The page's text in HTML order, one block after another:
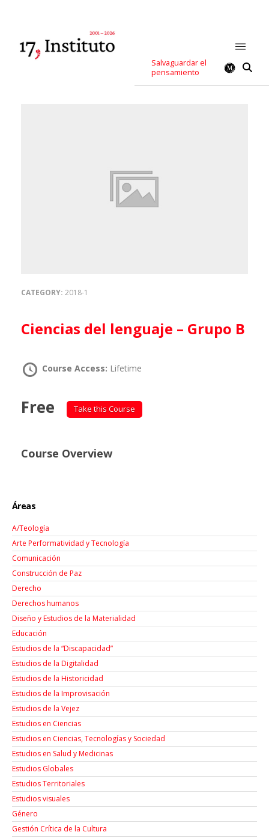
Salvaguardar el
pensamiento
CATEGORY: 2018-1
Ciencias del lenguaje – Grupo B
Course Access: Lifetime
Free Take this Course
Course Overview
Áreas
A/Teología
Arte Performatividad y Tecnología
Comunicación
Construcción de Paz
Derecho
Derechos humanos
Diseño y Estudios de la Materialidad
Educación
Estudios de la “Discapacidad”
Estudios de la Digitalidad
Estudios de la Historicidad
Estudios de la Improvisación
Estudios de la Vejez
Estudios en Ciencias
Estudios en Ciencias, Tecnologías y Sociedad
Estudios en Salud y Medicinas
Estudios Globales
Estudios Territoriales
Estudios visuales
Género
Gestión Crítica de la Cultura